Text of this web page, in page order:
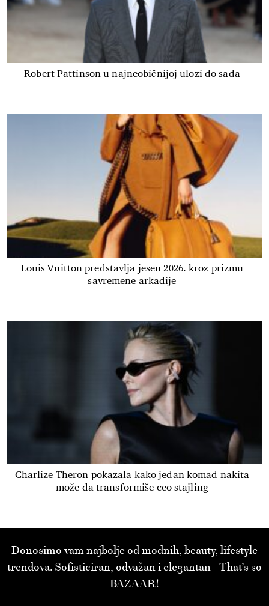
Robert Pattinson u najneobičnijoj ulozi do sada
Louis Vuitton predstavlja jesen 2026. kroz prizmu
savremene arkadije
Charlize Theron pokazala kako jedan komad nakita
može da transformiše ceo stajling
Donosimo vam najbolje od modnih, beauty, lifestyle
trendova. Sofisticiran, odvažan i elegantan - That’s so
BAZAAR!